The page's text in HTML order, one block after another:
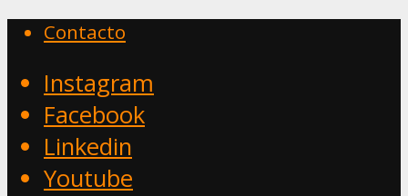
Contacto
Instagram
Facebook
Linkedin
Youtube